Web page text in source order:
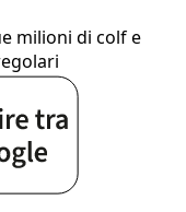
milioni di colf e